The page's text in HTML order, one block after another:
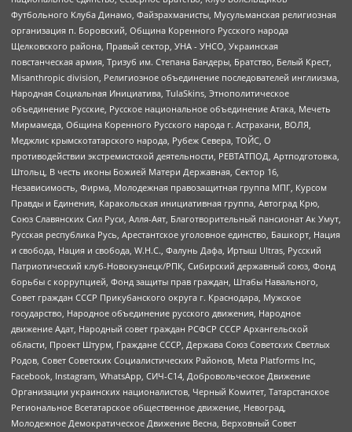
Футбольного Клуба Динамо, Файзрахманисты, Мусульманская религиозная
организация п. Боровский, Община Коренного Русского народа
Щелковского района, Правый сектор, УНА - УНСО, Украинская
повстанческая армия, Тризуб им. Степана Бандеры, Братство, Белый Крест,
Misanthropic division, Религиозное объединение последователей инглиизма,
Народная Социальная Инициатива, TulaSkins, Этнополитическое
объединение Русские, Русское национальное объединение Атака, Мечеть
Мирмамеда, Община Коренного Русского народа г. Астрахани, ВОЛЯ,
Меджлис крымскотатарского народа, Рубеж Севера, ТОЙС, О
противодействии экстремистской деятельности, РЕВТАТПОД, Артподготовка,
Штольц, В честь иконы Божией Матери Державная, Сектор 16,
Независимость, Фирма, Молодежная правозащитная группа МПГ, Курсом
Правды и Единения, Каракольская инициативная группа, Автоград Крю,
Союз Славянских Сил Руси, Алля-Аят, Благотворительный пансионат Ак Умут,
Русская республика Русь, Арестантское уголовное единство, Башкорт, Нация
и свобода, Нация и свобода, W.H.С., Фалунь Дафа, Иртыш Ultras, Русский
Патриотический клуб-Новокузнецк/РПК, Сибирский державный союз, Фонд
борьбы с коррупцией, Фонд защиты прав граждан, Штабы Навального,
Совет граждан СССР Прикубанского округа г. Краснодара, Мужское
государство, Народное объединение русского движения, Народное
движение Адат, Народный совет граждан РСФСР СССР Архангельской
области, Проект Штурм, Граждане СССР, Держава Союз Советских Светлых
Родов, Совет Советских Социалистических Районов, Meta Platforms Inc,
Facebook, Instagram, WhatsApp, СИЧ-С14, Добровольческое Движение
Организации украинских националистов, Черный Комитет, Татарстанское
Региональное Всетатарское общественное движение, Невоград,
Молодежное Демократическое Движение Весна, Верховный Совет